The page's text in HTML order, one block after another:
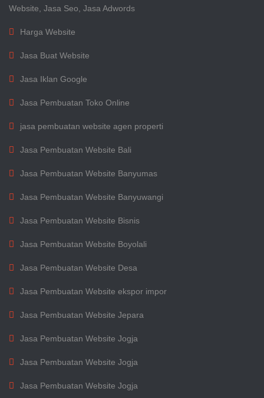
Website, Jasa Seo, Jasa Adwords
Harga Website
Jasa Buat Website
Jasa Iklan Google
Jasa Pembuatan Toko Online
jasa pembuatan website agen properti
Jasa Pembuatan Website Bali
Jasa Pembuatan Website Banyumas
Jasa Pembuatan Website Banyuwangi
Jasa Pembuatan Website Bisnis
Jasa Pembuatan Website Boyolali
Jasa Pembuatan Website Desa
Jasa Pembuatan Website ekspor impor
Jasa Pembuatan Website Jepara
Jasa Pembuatan Website Jogja
Jasa Pembuatan Website Jogja
Jasa Pembuatan Website Jogja